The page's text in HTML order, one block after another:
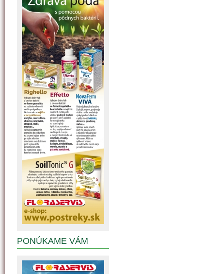
PONÚKAME VÁM